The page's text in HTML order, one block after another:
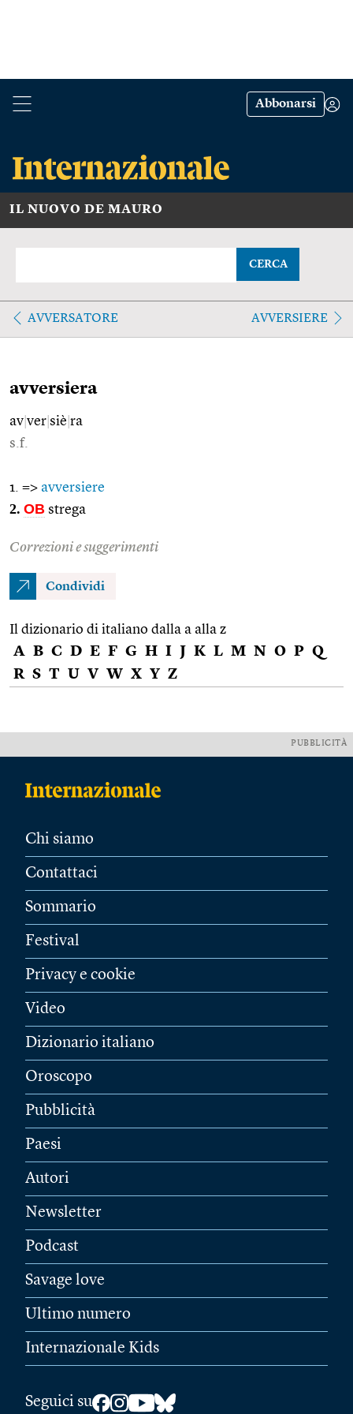
Abbonarsi
IL NUOVO DE MAURO
CERCA
AVVERSATORE AVVERSIERE
avversiera
av ver siè ra
s.f.
1. => avversiere
2. OB strega
Correzioni e suggerimenti
Condividi
Il dizionario di italiano dalla a alla z
A B C D E F G H I J K L M N O P Q
R S T U V W X Y Z
PUBBLICITÀ
Chi siamo
Contattaci
Sommario
Festival
Privacy e cookie
Video
Dizionario italiano
Oroscopo
Pubblicità
Paesi
Autori
Newsletter
Podcast
Savage love
Ultimo numero
Internazionale Kids
Seguici su